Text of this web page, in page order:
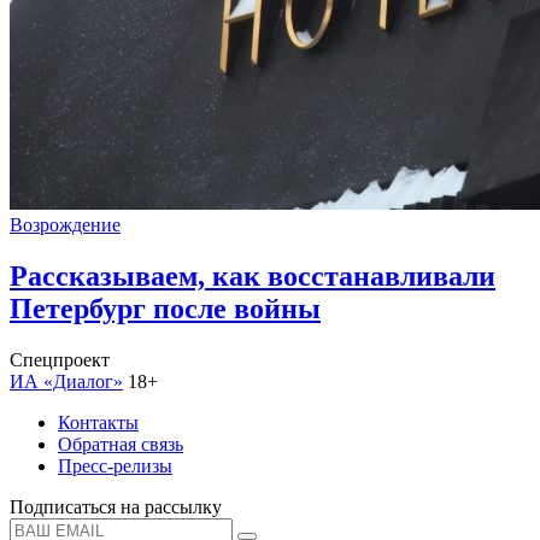
Возрождение
Рассказываем, как восстанавливали
Петербург после войны
Спецпроект
ИА «Диалог» 18+
Контакты
Обратная связь
Пресс-релизы
Подписаться на рассылку